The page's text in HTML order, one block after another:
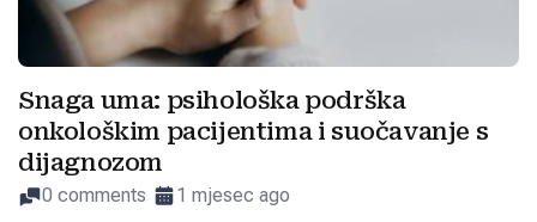
Snaga uma: psihološka podrška
onkološkim pacijentima i suočavanje s
dijagnozom
0 comments 1 mjesec ago